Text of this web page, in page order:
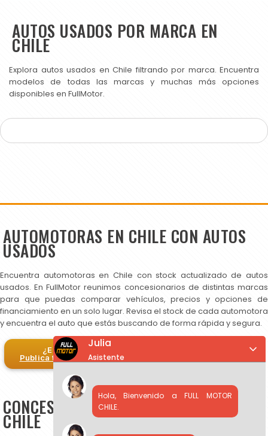
AUTOS USADOS POR MARCA EN
CHILE
Explora autos usados en Chile filtrando por marca. Encuentra
modelos de todas las marcas y muchas más opciones
disponibles en FullMotor.
AUTOMOTORAS EN CHILE CON AUTOS
USADOS
Encuentra automotoras en Chile con stock actualizado de autos
usados. En FullMotor reunimos concesionarios de distintas marcas
para que puedas comparar vehículos, precios y opciones de
financiamiento en un solo lugar. Revisa el stock de cada automotora
y encuentra el auto que estás buscando de forma rápida y segura.
¿Eres automotora?
Publica tus autos en FullMotor
CONCESIONARIOS DE AUTOS USADOS EN
CHILE
Julia
Asistente
Hola, Bienvenido a FULL MOTOR
CHILE.